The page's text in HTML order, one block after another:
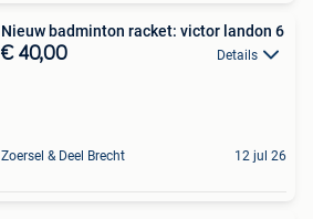
Nieuw badminton racket: victor landon 6
€ 40,00 Details
Zoersel & Deel Brecht 12 jul 26